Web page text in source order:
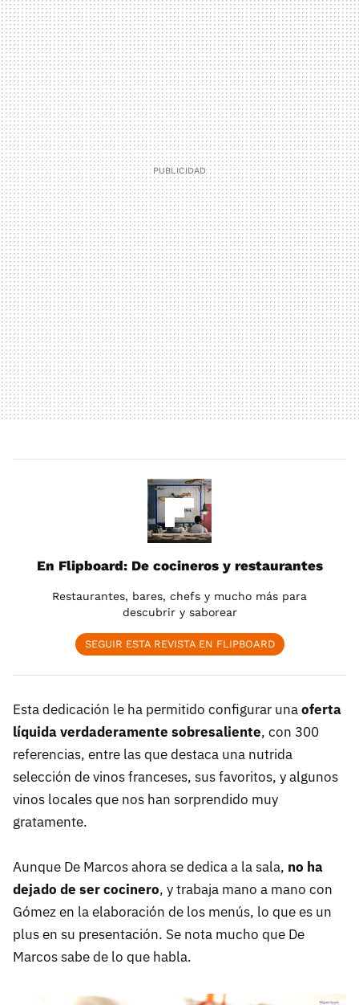
En Flipboard: De cocineros y restaurantes
Restaurantes, bares, chefs y mucho más para
descubrir y saborear
SEGUIR ESTA REVISTA EN FLIPBOARD
Esta dedicación le ha permitido configurar unaoferta
líquida verdaderamente sobresaliente, con 300
referencias, entre las que destaca una nutrida
selección de vinos franceses, sus favoritos, y algunos
vinos locales que nos han sorprendido muy
gratamente.
Aunque De Marcos ahora se dedica a la sala, no ha
dejado de ser cocinero, y trabaja mano a mano con
Gómez en la elaboración de los menús, lo que es un
plus en su presentación. Se nota mucho que De
Marcos sabe de lo que habla.